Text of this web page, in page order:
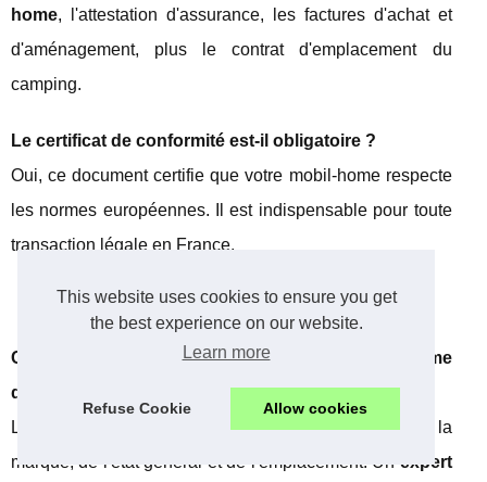
This website uses cookies to ensure you get
the best experience on our website.
Learn more
Refuse Cookie Allow cookies
home, l'attestation d'assurance, les factures d'achat et
d'aménagement, plus le contrat d'emplacement du
camping.
Le certificat de conformité est-il obligatoire ?
Oui, ce document certifie que votre mobil-home respecte
les normes européennes. Il est indispensable pour toute
transaction légale en France.
Questions financières et fiscales
Comment estimer le prix de mon mobil-home
d'occasion ?
L'
dépend de l'âge, de la
marque, de l'état général et de l'emplacement. Un expert